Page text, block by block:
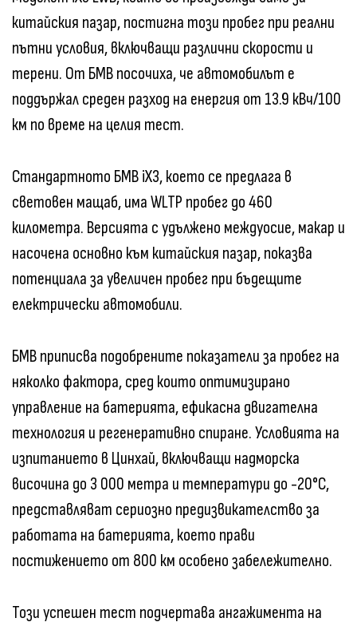
китайския пазар, постигна този пробег при реални
пътни условия, включващи различни скорости и
терени. От БМВ посочиха, че автомобилът е
поддържал среден разход на енергия от 13.9 кВч/100
км по време на целия тест.
Стандартното БМВ iX3, което се предлага в
световен мащаб, има WLTP пробег до 460
километра. Версията с удължено междуосие, макар и
насочена основно към китайския пазар, показва
потенциала за увеличен пробег при бъдещите
електрически автомобили.
БМВ приписва подобрените показатели за пробег на
няколко фактора, сред които оптимизирано
управление на батерията, ефикасна двигателна
технология и регенеративно спиране. Условията на
изпитанието в Цинхай, включващи надморска
височина до 3 000 метра и температури до -20°C,
представляват сериозно предизвикателство за
работата на батерията, което прави
постижението от 800 км особено забележително.
Този успешен тест подчертава ангажимента на